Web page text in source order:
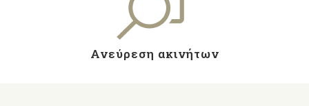
Ανεύρεση ακινήτων